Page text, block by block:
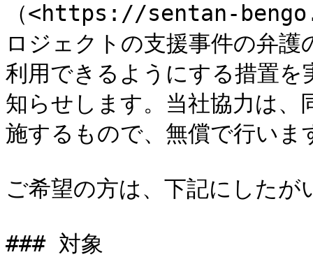
（<https://sentan-
ロジェクトの支援事件の弁
利用できるようにする措置
知らせします。当社協力は
施するもので、無償で行い
ご希望の方は、下記にしたが
### 対象